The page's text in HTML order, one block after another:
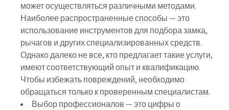
может осуществляться различными методами.
Наиболее распространенные способы — это
использование инструментов для подбора замка,
рычагов и других специализированных средств.
Однако далеко не все, кто предлагает такие услуги,
имеют соответствующий опыт и квалификацию.
Чтобы избежать повреждений, необходимо
обращаться только к проверенным специалистам.
Выбор профессионалов — это цифры о